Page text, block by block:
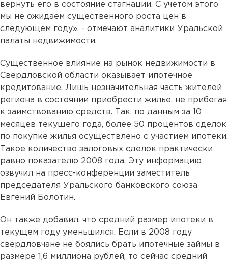
вернуть его в состояние стагнации. С учетом этого
мы не ожидаем существенного роста цен в
следующем году», - отмечают аналитики Уральской
палаты недвижимости.
Существенное влияние на рынок недвижимости в
Свердловской области оказывает ипотечное
кредитование. Лишь незначительная часть жителей
региона в состоянии приобрести жилье, не прибегая
к заимствованию средств. Так, по данным за 10
месяцев текущего года, более 50 процентов сделок
по покупке жилья осуществлено с участием ипотеки.
Такое количество залоговых сделок практически
равно показателю 2008 года. Эту информацию
озвучил на пресс-конференции заместитель
председателя Уральского банковского союза
Евгений Болотин.
Он также добавил, что средний размер ипотеки в
текущем году уменьшился. Если в 2008 году
свердловчане не боялись брать ипотечные займы в
размере 1,6 миллиона рублей, то сейчас средний